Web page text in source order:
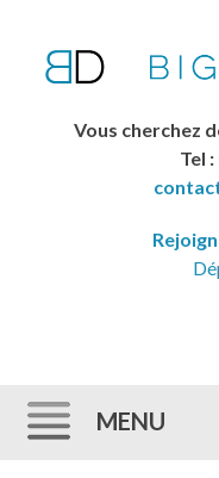
Vous cherchez
Tel :
MENU